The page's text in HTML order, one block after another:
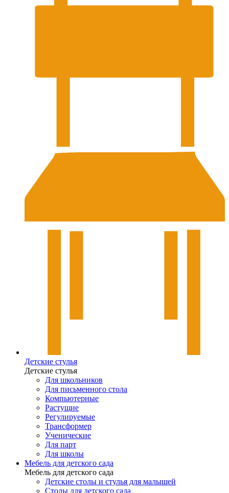
Детские стулья
Детские стулья
Для школьников
Для письменного стола
Компьютерные
Растущие
Регулируемые
Трансформер
Ученические
Для парт
Для школы
Мебель для детского сада
Мебель для детского сада
Детские столы и стулья для малышей
Столы для детского сада